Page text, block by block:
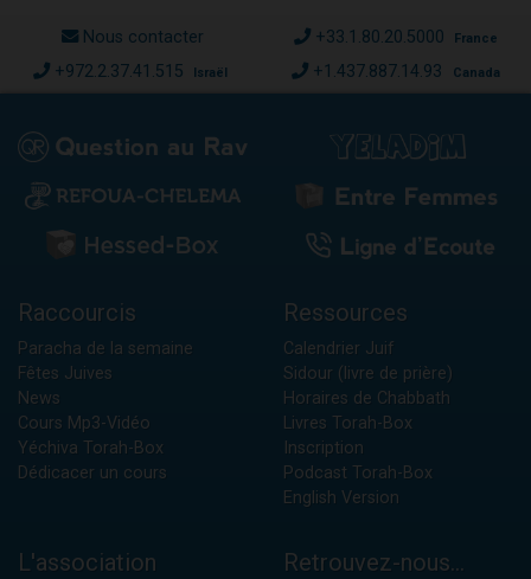
Nous contacter +33.1.80.20.5000 France
+972.2.37.41.515 Israël +1.437.887.14.93 Canada
Raccourcis
Paracha de la semaine
Fêtes Juives
News
Cours Mp3-Vidéo
Yéchiva Torah-Box
Dédicacer un cours
Ressources
Calendrier Juif
Sidour (livre de prière)
Horaires de Chabbath
Livres Torah-Box
Inscription
Podcast Torah-Box
English Version
L'association Retrouvez-nous...